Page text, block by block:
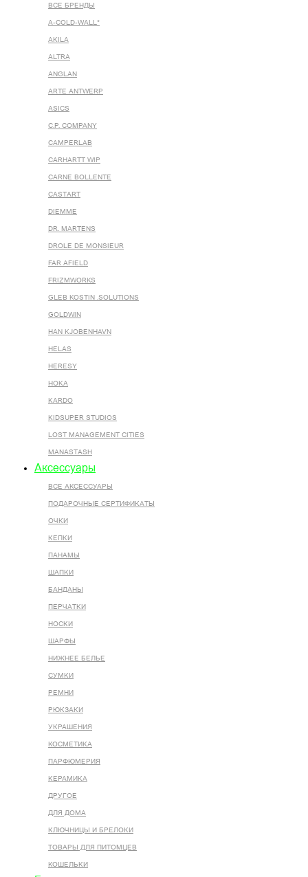
ВСЕ БРЕНДЫ
A-COLD-WALL*
AKILA
ALTRA
ANGLAN
ARTE ANTWERP
ASICS
C.P. COMPANY
CAMPERLAB
CARHARTT WIP
CARNE BOLLENTE
CASTART
DIEMME
DR. MARTENS
DROLE DE MONSIEUR
FAR AFIELD
FRIZMWORKS
GLEB KOSTIN .SOLUTIONS
GOLDWIN
HAN KJOBENHAVN
HELAS
HERESY
HOKA
KARDO
KIDSUPER STUDIOS
LOST MANAGEMENT CITIES
MANASTASH
Аксессуары
ВСЕ AКСЕССУАРЫ
ПОДАРОЧНЫЕ СЕРТИФИКАТЫ
ОЧКИ
КЕПКИ
ПАНАМЫ
ШАПКИ
БАНДАНЫ
ПЕРЧАТКИ
НОСКИ
ШАРФЫ
НИЖНЕЕ БЕЛЬЕ
СУМКИ
РЕМНИ
РЮКЗАКИ
УКРАШЕНИЯ
КОСМЕТИКА
ПАРФЮМЕРИЯ
КЕРАМИКА
ДРУГОЕ
ДЛЯ ДОМА
КЛЮЧНИЦЫ И БРЕЛОКИ
ТОВАРЫ ДЛЯ ПИТОМЦЕВ
КОШЕЛЬКИ